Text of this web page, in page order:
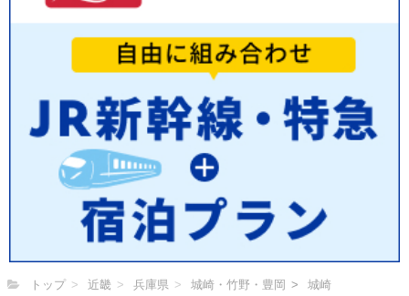
トップ 近畿 兵庫県 城崎・竹野・豊岡 城崎